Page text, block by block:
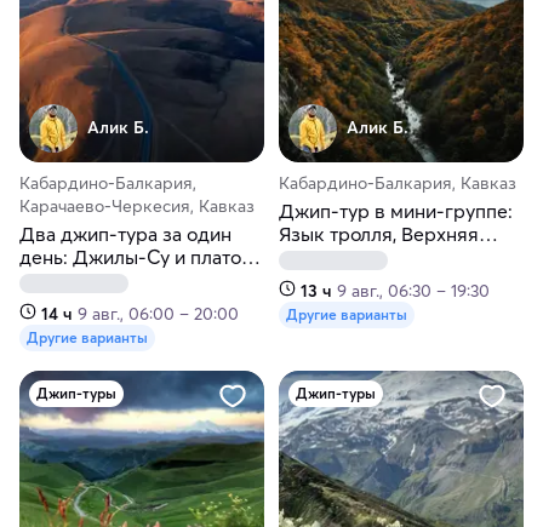
Алик Б.
Кабардино-Балкария,
Карачаево-Черкесия, Кавказ
Два джип-тура за один
день: Джилы-Су и плато
Бермамыт
14 ч 9 авг., 06:00 – 20:00
Другие варианты
Алик Б.
Кабардино-Балкария, Кавказ
Джип-тур в мини-группе:
Язык тролля, Верхняя
Балкария и голубое озеро
13 ч 9 авг., 06:30 – 19:30
Другие варианты
Джип-туры Джип-туры